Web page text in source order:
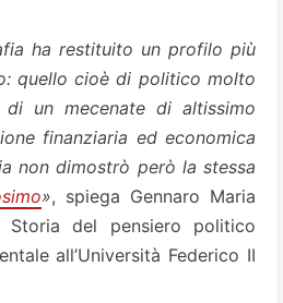
ha restituito un profilo più
quello cioè di politico molto
un mecenate di altissimo
finanziaria ed economica
non dimostrò però la stessa
», spiega Gennaro Maria
Storia del pensiero politico
all’Università Federico II